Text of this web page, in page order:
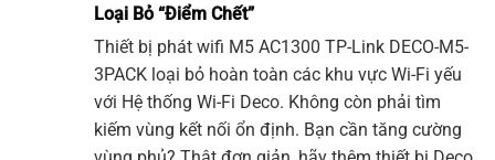
Loại Bỏ “Điểm Chết”
Thiết bị phát wifi M5 AC1300 TP-Link DECO-M5-
3PACK loại bỏ hoàn toàn các khu vực Wi-Fi yếu
với Hệ thống Wi-Fi Deco. Không còn phải tìm
kiếm vùng kết nối ổn định. Bạn cần tăng cường